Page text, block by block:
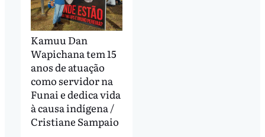
Kamuu Dan
Wapichana tem 15
anos de atuação
como servidor na
Funai e dedica vida
à causa indígena /
Cristiane Sampaio